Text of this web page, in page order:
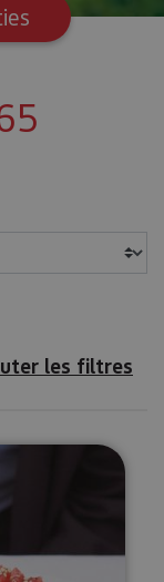
les filtres
de vins biologiques